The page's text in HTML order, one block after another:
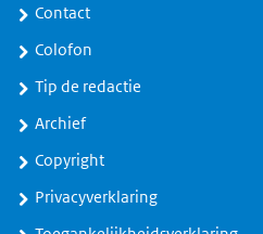
Contact
Colofon
Tip de redactie
Archief
Copyright
Privacyverklaring